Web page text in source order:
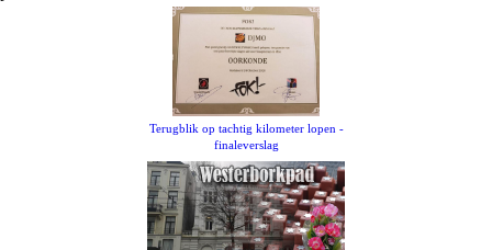
Terugblik op tachtig kilometer lopen -
finaleverslag